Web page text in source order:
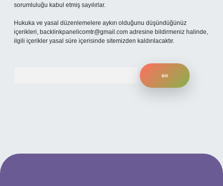
sorumluluğu kabul etmiş sayılırlar.
Hukuka ve yasal düzenlemelere aykırı olduğunu düşündüğünüz
içerikleri, backlinkpanelicomtr@gmail.com adresine bildirmeniz halinde,
ilgili içerikler yasal süre içerisinde sitemizden kaldırılacaktır.